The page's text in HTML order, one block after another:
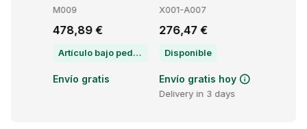
M009
478,89 €
Artículo bajo pedido — chatea para conocer el plazo de entrega
Envío gratis
X001-A007
276,47 €
Disponible
Envío gratis hoy
Delivery in 3 days